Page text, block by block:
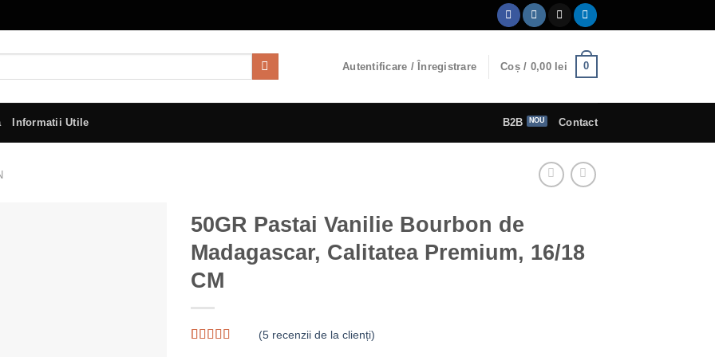
Autentificare / Înregistrare Coș / 0,00 lei 0
Informatii Utile B2B Contact
50GR Pastai Vanilie Bourbon de
Madagascar, Calitatea Premium, 16/18
CM
(5recenzii de la clienți)